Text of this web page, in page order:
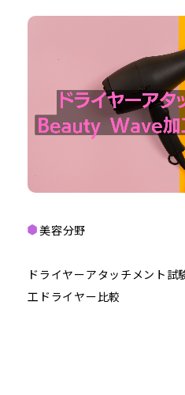
美容分野
ドライヤーアタッチメント
工ドライヤー比較